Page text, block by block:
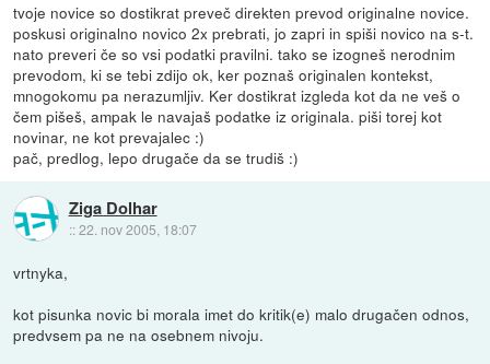
tvoje novice so dostikrat preveč direkten prevod originalne novice.
poskusi originalno novico 2x prebrati, jo zapri in spiši novico na s-t.
nato preveri če so vsi podatki pravilni. tako se izogneš nerodnim
prevodom, ki se tebi zdijo ok, ker poznaš originalen kontekst,
mnogokomu pa nerazumljiv. Ker dostikrat izgleda kot da ne veš o
čem pišeš, ampak le navajaš podatke iz originala. piši torej kot
novinar, ne kot prevajalec :)
pač, predlog, lepo drugače da se trudiš :)
Ziga Dolhar
::22. nov 2005, 18:07
vrtnyka,
kot pisunka novic bi morala imet do kritik(e) malo drugačen odnos,
predvsem pa ne na osebnem nivoju.